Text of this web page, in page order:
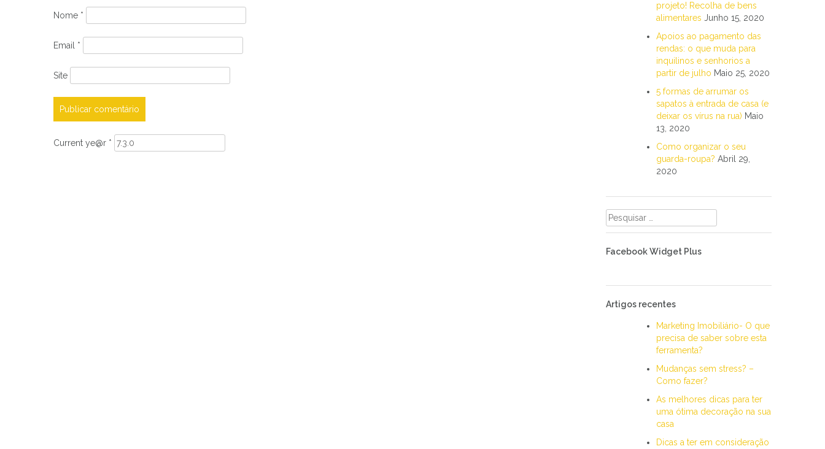
Nome *
Email *
Site
Current ye@r *
projeto! Recolha de bens
alimentares Junho 15, 2020
Apoios ao pagamento das
rendas: o que muda para
inquilinos e senhorios a
partir de julho Maio 25, 2020
5 formas de arrumar os
sapatos à entrada de casa (e
deixar os vírus na rua) Maio
13, 2020
Como organizar o seu
guarda-roupa? Abril 29,
2020
Pesquisar
por:
Facebook Widget Plus
Artigos recentes
Marketing Imobiliário- O que
precisa de saber sobre esta
ferramenta?
Mudanças sem stress? –
Como fazer?
As melhores dicas para ter
uma ótima decoração na sua
casa
Dicas a ter em consideração